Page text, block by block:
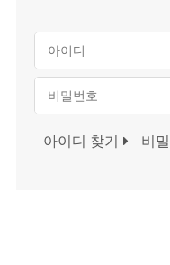
아이디 찾기 비